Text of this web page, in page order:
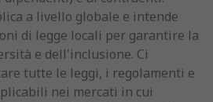
a livello globale e intende
di legge locali per garantire la
e dell'inclusione. Ci
tutte le leggi, i regolamenti e
nei mercati in cui